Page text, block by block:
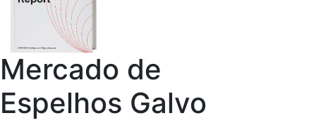
Mercado de
Espelhos Galvo